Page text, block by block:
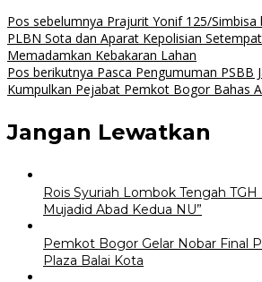
Navigasi
pos
Pos sebelumnya Prajurit Yonif 125/Simbisa
PLBN Sota dan Aparat Kepolisian
Memadamkan Kebakaran Lahan
Pos berikutnya Pasca Pengumuman PSBB
Kumpulkan Pejabat Pemkot Bogor Bahas
Jangan Lewatkan
Rois Syuriah Lombok Tengah TGH
Mujadid Abad Kedua NU”
Pemkot Bogor Gelar Nobar Final
Plaza Balai Kota